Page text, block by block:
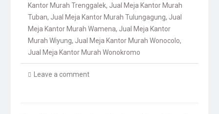
Kantor Murah Trenggalek, Jual Meja Kantor Murah
Tuban, Jual Meja Kantor Murah Tulungagung, Jual
Meja Kantor Murah Wamena, Jual Meja Kantor
Murah Wiyung, Jual Meja Kantor Murah Wonocolo,
Jual Meja Kantor Murah Wonokromo
Leave a comment